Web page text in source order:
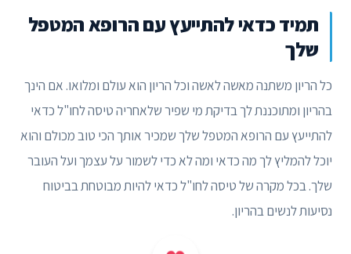
תמיד כדאי להתייעץ עם הרופא המטפל
שלך
כל הריון משתנה מאשה לאשה וכל הריון הוא עולם ומלואו. אם הינך
בהריון ומתוכננת לך בדיקת מי שפיר שלאחריה טיסה לחו"ל כדאי
להתייעץ עם הרופא המטפל שלך שמכיר אותך הכי טוב מכולם והוא
יוכל להמליץ לך מה כדאי ומה לא כדי לשמור על עצמך ועל העובר
שלך. בכל מקרה של טיסה לחו"ל כדאי להיות מבוטחת בביטוח
נסיעות לנשים בהריון.